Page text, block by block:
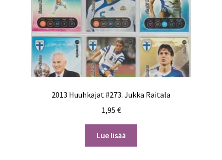
2013 Huuhkajat #273. Jukka Raitala
1,95 €
Lue lisää